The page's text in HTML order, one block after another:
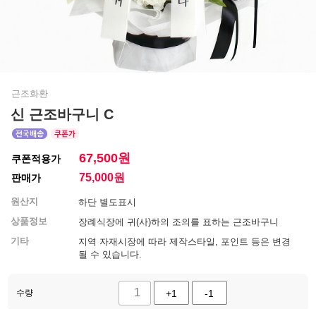
근조화환
신 근조바구니 C
쿠폰적용가 67,500원
판매가 75,000원
원산지
하단 별도표시
상품정보
장례식장에 귀(사)하의 조의를 표하는 근조바구니
기타
지역 자재시장에 따라 제작스타일, 포인트 등은 변경
될 수 있습니다.
수량 +1 -1